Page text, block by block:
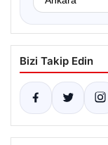
Bizi Takip Edin